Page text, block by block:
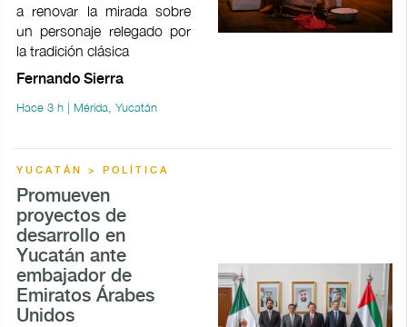
a renovar la mirada sobre
un personaje relegado por
la tradición clásica
Fernando Sierra
Hace 3 h | Mérida, Yucatán
YUCATÁN > POLÍTICA
Promueven
proyectos de
desarrollo en
Yucatán ante
embajador de
Emiratos Árabes
Unidos